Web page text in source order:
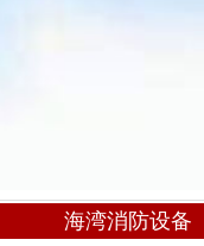
海湾消防设备